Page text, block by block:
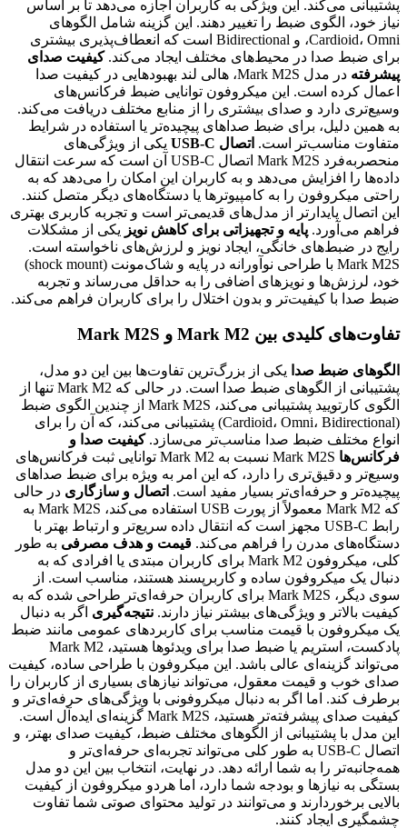
پشتیبانی می‌کند. این ویژگی به کاربران اجازه می‌دهد تا بر اساس
نیاز خود، الگوی ضبط را تغییر دهند. این گزینه شامل الگوهای
Cardioid، Omni، و Bidirectional است که انعطاف‌پذیری بیشتری
برای ضبط صدا در محیط‌های مختلف ایجاد می‌کند.کیفیت صدای
پیشرفته
در مدل Mark M2S، هالی لند بهبودهایی در کیفیت صدا
اعمال کرده است. این میکروفون توانایی ضبط فرکانس‌های
وسیع‌تری دارد و صدای بیشتری را از منابع مختلف دریافت می‌کند.
به همین دلیل، برای ضبط صداهای پیچیده‌تر یا استفاده در شرایط
متفاوت مناسب‌تر است. اتصال USB-C
یکی از ویژگی‌های
منحصربه‌فرد Mark M2S اتصال USB-C آن است که سرعت انتقال
داده‌ها را افزایش می‌دهد و به کاربران این امکان را می‌دهد که به
راحتی میکروفون را به کامپیوترها یا دستگاه‌های دیگر متصل کنند.
این اتصال پایدارتر از مدل‌های قدیمی‌تر است و تجربه کاربری بهتری
فراهم می‌آورد. پایه و تجهیزاتی برای کاهش نویز یکی از مشکلات
رایج در ضبط‌های خانگی، ایجاد نویز و لرزش‌های ناخواسته است.
Mark M2S با طراحی نوآورانه در پایه و شاک‌مونت (shock mount)
خود، لرزش‌ها و نویزهای اضافی را به حداقل می‌رساند و تجربه
ضبط صدا با کیفیت‌تر و بدون اختلال را برای کاربران فراهم می‌کند.
تفاوت‌های کلیدی بین Mark M2 و Mark M2S
الگوهای ضبط صدا یکی از بزرگ‌ترین تفاوت‌ها بین این دو مدل،
پشتیبانی از الگوهای ضبط صدا است. در حالی که Mark M2 تنها از
الگوی کارتویید پشتیبانی می‌کند، Mark M2S از چندین الگوی ضبط
(Cardioid، Omni، Bidirectional) پشتیبانی می‌کند، که آن را برای
انواع مختلف ضبط صدا مناسب‌تر می‌سازد.کیفیت صدا و
فرکانس‌ها
Mark M2S نسبت به Mark M2 توانایی ثبت فرکانس‌های
وسیع‌تر و دقیق‌تری را دارد، که این امر به ویژه برای ضبط صداهای
پیچیده‌تر و حرفه‌ای‌تر بسیار مفید است. اتصال و سازگاری در حالی
که Mark M2 معمولاً از پورت USB استفاده می‌کند، Mark M2S به
رابط USB-C مجهز است که انتقال داده سریع‌تر و ارتباط بهتر با
دستگاه‌های مدرن را فراهم می‌کند. قیمت و هدف مصرفی به طور
کلی، میکروفون Mark M2 برای کاربران مبتدی یا افرادی که به
دنبال یک میکروفون ساده و کاربرپسند هستند، مناسب است. از
سوی دیگر، Mark M2S برای کاربران حرفه‌ای‌تر طراحی شده که به
کیفیت بالاتر و ویژگی‌های بیشتر نیاز دارند. نتیجه‌گیری اگر به دنبال
یک میکروفون با قیمت مناسب برای کاربردهای عمومی مانند ضبط
پادکست، استریم یا ضبط صدا برای ویدئوها هستید، Mark M2
می‌تواند گزینه‌ای عالی باشد. این میکروفون با طراحی ساده، کیفیت
صدای خوب و قیمت معقول، می‌تواند نیازهای بسیاری از کاربران را
برطرف کند. اما اگر به دنبال میکروفونی با ویژگی‌های حرفه‌ای‌تر و
کیفیت صدای پیشرفته‌تر هستید، Mark M2S گزینه‌ای ایده‌آل است.
این مدل با پشتیبانی از الگوهای مختلف ضبط، کیفیت صدای بهتر، و
اتصال USB-C به طور کلی می‌تواند تجربه‌ای حرفه‌ای‌تر و
همه‌جانبه‌تر را به شما ارائه دهد. در نهایت، انتخاب بین این دو مدل
بستگی به نیازها و بودجه شما دارد، اما هردو میکروفون از کیفیت
بالایی برخوردارند و می‌توانند در تولید محتوای صوتی شما تفاوت
چشمگیری ایجاد کنند.